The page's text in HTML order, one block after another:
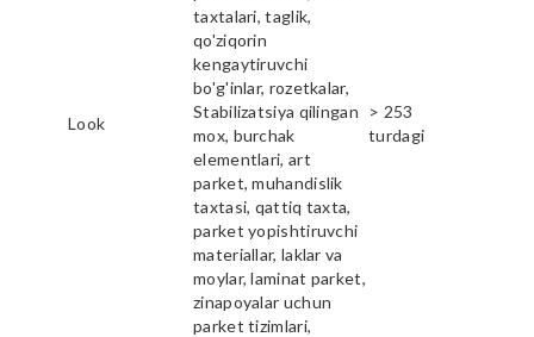
Look
taxtalari, taglik,
qo'ziqorin
kengaytiruvchi
bo'g'inlar, rozetkalar,
Stabilizatsiya qilingan
mox, burchak
elementlari, art
parket, muhandislik
taxtasi, qattiq taxta,
parket yopishtiruvchi
materiallar, laklar va
moylar, laminat parket,
zinapoyalar uchun
parket tizimlari,
> 253
turdagi